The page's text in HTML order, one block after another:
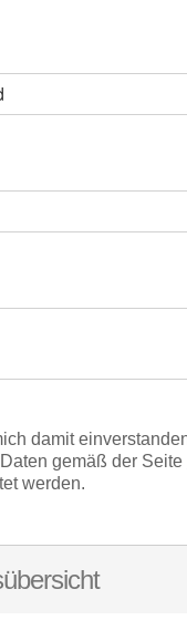
damit
gemäß der Seite
werden.